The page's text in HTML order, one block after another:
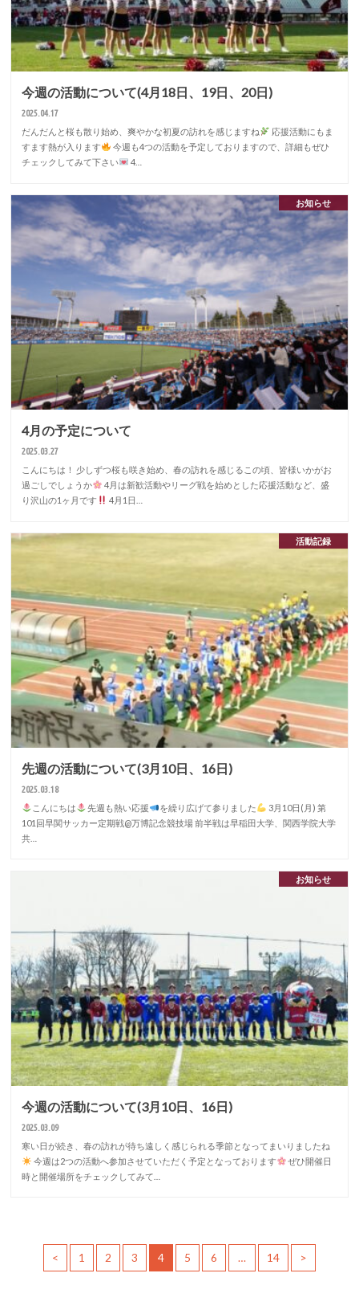
今週の活動について(4月18日、19日、20日)
2025.04.17
だんだんと桜も散り始め、爽やかな初夏の訪れを感じますね
応援活動にもま
すます熱が入ります
今週も4つの活動を予定しておりますので、詳細もぜひ
チェックしてみて下さい
4…
お知らせ
4月の予定について
2025.03.27
こんにちは！ 少しずつ桜も咲き始め、春の訪れを感じるこの頃、皆様いかがお
過ごしでしょうか
4月は新歓活動やリーグ戦を始めとした応援活動など、盛
り沢山の1ヶ月です
4月1日…
活動記録
先週の活動について(3月10日、16日)
2025.03.18
こんにちは
先週も熱い応援 を繰り広げて参りました
3月10日(月) 第
101回早関サッカー定期戦@万博記念競技場 前半戦は早稲田大学、関西学院大学
共…
お知らせ
今週の活動について(3月10日、16日)
2025.03.09
寒い日が続き、春の訪れが待ち遠しく感じられる季節となってまいりましたね
今週は2つの活動へ参加させていただく予定となっております
ぜひ開催日
時と開催場所をチェックしてみて…
< 1 2 3 4 5 6 … 14 >